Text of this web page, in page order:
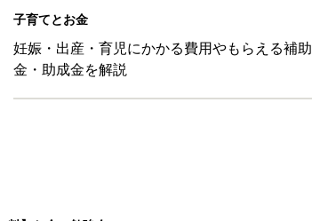
子育てとお金
妊娠・出産・育児にかかる費用やもらえる補助
金・助成金を解説